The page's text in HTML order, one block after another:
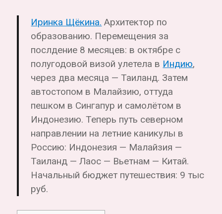
Иринка Щёкина. Архитектор по
образованию. Перемещения за
послдение 8 месяцев: в октябре с
полугодовой визой улетела в Индию,
через два месяца — Таиланд. Затем
автостопом в Малайзию, оттуда
пешком в Сингапур и самолётом в
Индонезию. Теперь путь северном
направлении на летние каникулы в
Россию: Индонезия — Малайзия —
Таиланд — Лаос — Вьетнам — Китай.
Начальный бюджет путешествия: 9 тыс
руб.